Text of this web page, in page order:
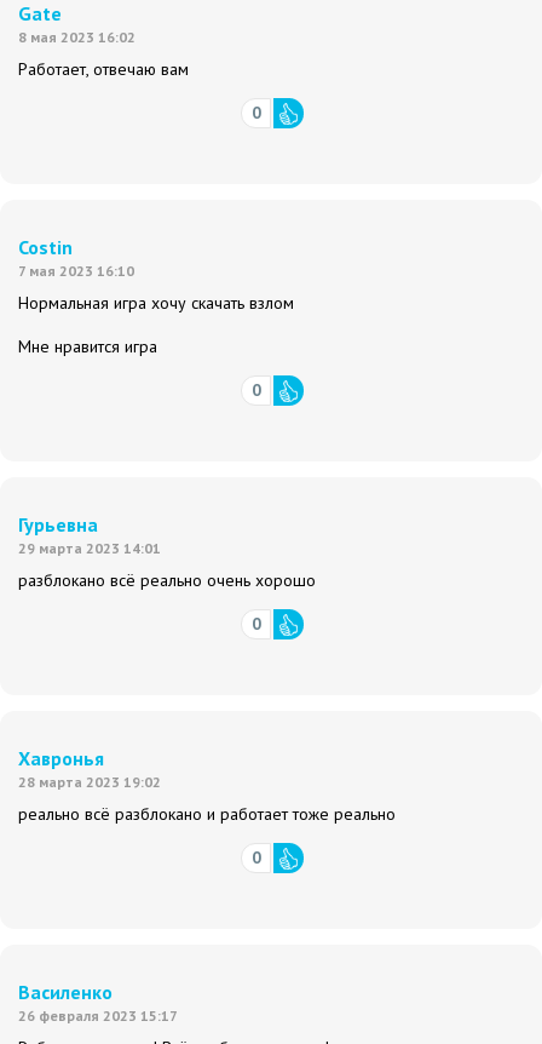
Gate
8 мая 2023 16:02
Работает, отвечаю вам
0
Costin
7 мая 2023 16:10
Нормальная игра хочу скачать взлом
Мне нравится игра
0
Гурьевна
29 марта 2023 14:01
разблокано всё реально очень хорошо
0
Хавронья
28 марта 2023 19:02
реально всё разблокано и работает тоже реально
0
Василенко
26 февраля 2023 15:17